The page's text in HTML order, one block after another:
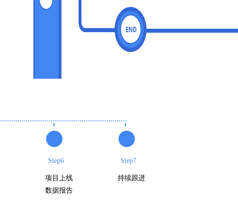
Step6
项目上线
数据报告
Step7
持续跟进